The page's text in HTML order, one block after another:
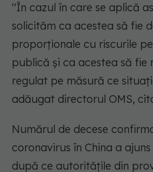
''În cazul în care se aplică
solicităm ca acestea să fie
proporţionale cu riscurile
publică şi ca acestea să fie
regulat pe măsură ce
adăugat directorul OMS,
Numărul de decese
coronavirus în China a
după ce autorităţile din